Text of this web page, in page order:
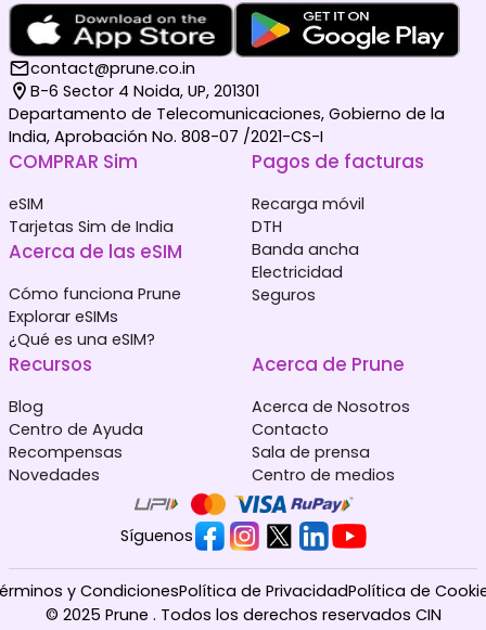
contact@prune.co.in
B-6 Sector 4 Noida, UP, 201301
Departamento de Telecomunicaciones, Gobierno de la
India, Aprobación No. 808-07 /2021-CS-I
COMPRAR Sim
eSIM
Tarjetas Sim de India
Acerca de las eSIM
Cómo funciona Prune
Explorar eSIMs
¿Qué es una eSIM?
Pagos de facturas
Recarga móvil
DTH
Banda ancha
Electricidad
Seguros
Recursos
Blog
Centro de Ayuda
Recompensas
Novedades
Acerca de Prune
Acerca de Nosotros
Contacto
Sala de prensa
Centro de medios
Síguenos
© 2025 Prune . Todos los derechos reservados CIN
y CondicionesPolítica de PrivacidadPolítica de